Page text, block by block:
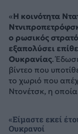
«Η κοινότητα
ο ρωσικός
εξαπολύσει
Ουκρανίας.
βίντεο που
το χωριό που
Ντονέτσκ, η
«Είμαστε εκεί
Ουκρανοί